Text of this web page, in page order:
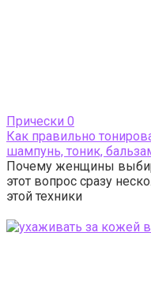
Прически 0
Как правильно
шампунь, тоник,
Почему женщины
этот вопрос сразу
этой техники